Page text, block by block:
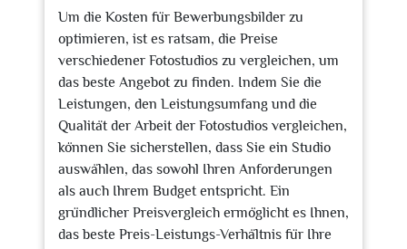
Um die Kosten für Bewerbungsbilder zu
optimieren, ist es ratsam, die Preise
verschiedener Fotostudios zu vergleichen, um
das beste Angebot zu finden. Indem Sie die
Leistungen, den Leistungsumfang und die
Qualität der Arbeit der Fotostudios vergleichen,
können Sie sicherstellen, dass Sie ein Studio
auswählen, das sowohl Ihren Anforderungen
als auch Ihrem Budget entspricht. Ein
gründlicher Preisvergleich ermöglicht es Ihnen,
das beste Preis-Leistungs-Verhältnis für Ihre